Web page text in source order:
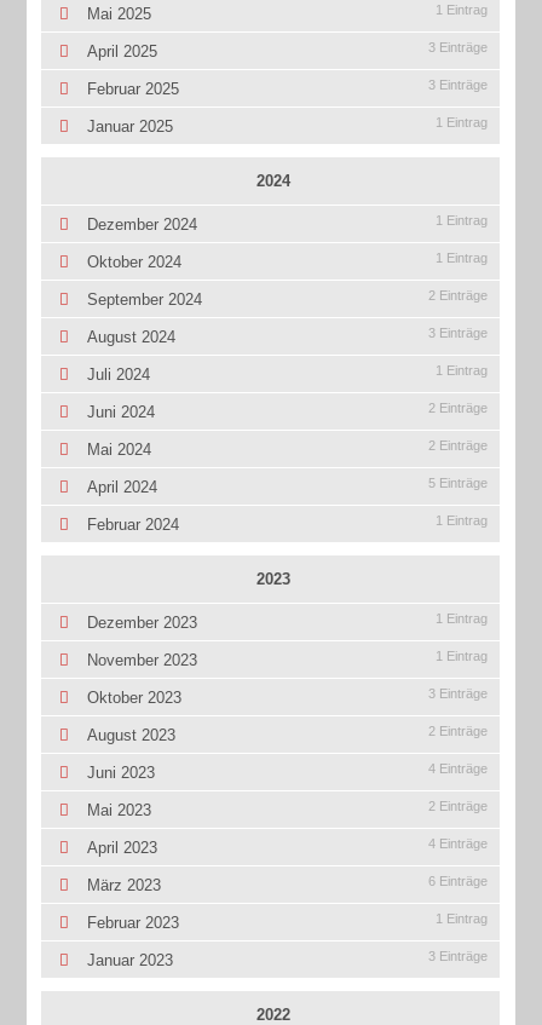
Mai 2025 1 Eintrag
April 2025 3 Einträge
Februar 2025 3 Einträge
Januar 2025 1 Eintrag
2024
Dezember 2024 1 Eintrag
Oktober 2024 1 Eintrag
September 2024 2 Einträge
August 2024 3 Einträge
Juli 2024 1 Eintrag
Juni 2024 2 Einträge
Mai 2024 2 Einträge
April 2024 5 Einträge
Februar 2024 1 Eintrag
2023
Dezember 2023 1 Eintrag
November 2023 1 Eintrag
Oktober 2023 3 Einträge
August 2023 2 Einträge
Juni 2023 4 Einträge
Mai 2023 2 Einträge
April 2023 4 Einträge
März 2023 6 Einträge
Februar 2023 1 Eintrag
Januar 2023 3 Einträge
2022